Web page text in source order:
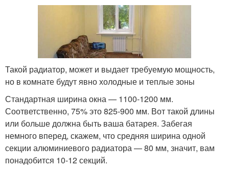
Такой радиатор, может и выдает требуемую мощность,
но в комнате будут явно холодные и теплые зоны
Стандартная ширина окна — 1100-1200 мм.
Соответственно, 75% это 825-900 мм. Вот такой длины
или больше должна быть ваша батарея. Забегая
немного вперед, скажем, что средняя ширина одной
секции алюминиевого радиатора — 80 мм, значит, вам
понадобится 10-12 секций.